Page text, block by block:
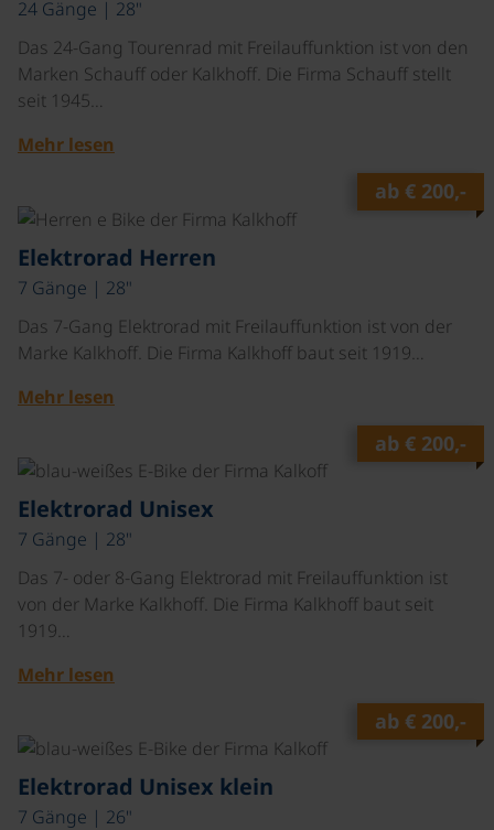
24 Gänge | 28"
Das 24-Gang Tourenrad mit Freilauffunktion ist von den
Marken Schauff oder Kalkhoff. Die Firma Schauff stellt
seit 1945…
Mehr lesen
ab € 200,-
Elektrorad Herren
7 Gänge | 28"
Das 7-Gang Elektrorad mit Freilauffunktion ist von der
Marke Kalkhoff. Die Firma Kalkhoff baut seit 1919…
Mehr lesen
ab € 200,-
Elektrorad Unisex
7 Gänge | 28"
Das 7- oder 8-Gang Elektrorad mit Freilauffunktion ist
von der Marke Kalkhoff. Die Firma Kalkhoff baut seit
1919…
Mehr lesen
ab € 200,-
Elektrorad Unisex klein
7 Gänge | 26"